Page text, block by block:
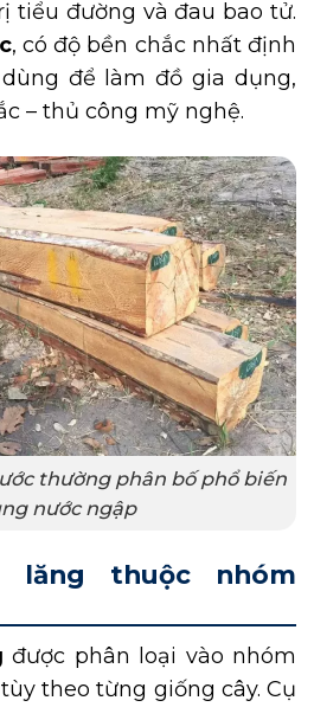
tiểu đường và đau bao tử.
, có độ bền chắc nhất định
để làm đồ gia dụng,
– thủ công mỹ nghệ.
thường phân bố phổ biến
nước ngập
lăng thuộc nhóm
được phân loại vào nhóm
theo từng giống cây. Cụ